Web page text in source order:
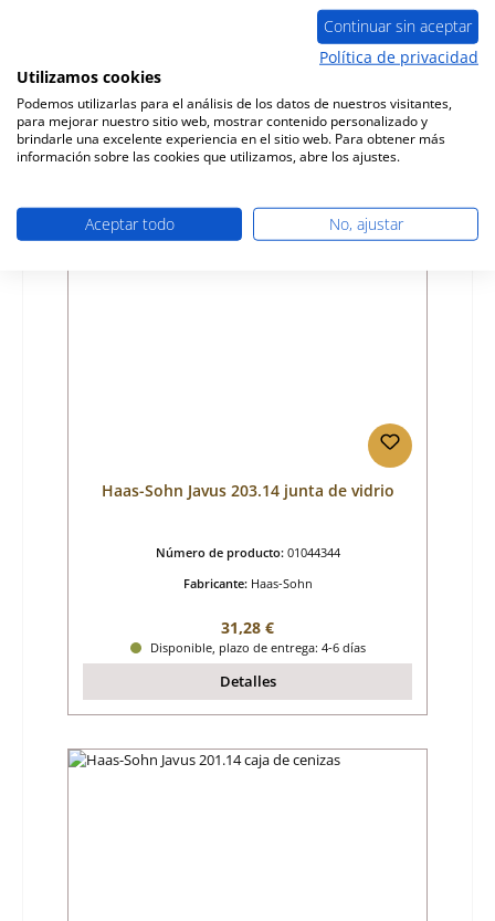
cámara de combustión
01044246
Precio normal:
443,55 €
tiempo de entrega aprox. 2-3 semanas
Haas-Sohn Javus 203.14 junta de vidrio
Número de producto: 01044344
Fabricante: Haas-Sohn
Precio normal:
31,28 €
Disponible, plazo de entrega: 4-6 días
Detalles
Continuar sin aceptar
Política de privacidad
Utilizamos cookies
Podemos utilizarlas para el análisis de los datos de nuestros visitantes,
para mejorar nuestro sitio web, mostrar contenido personalizado y
brindarle una excelente experiencia en el sitio web. Para obtener más
información sobre las cookies que utilizamos, abre los ajustes.
Aceptar todo No, ajustar